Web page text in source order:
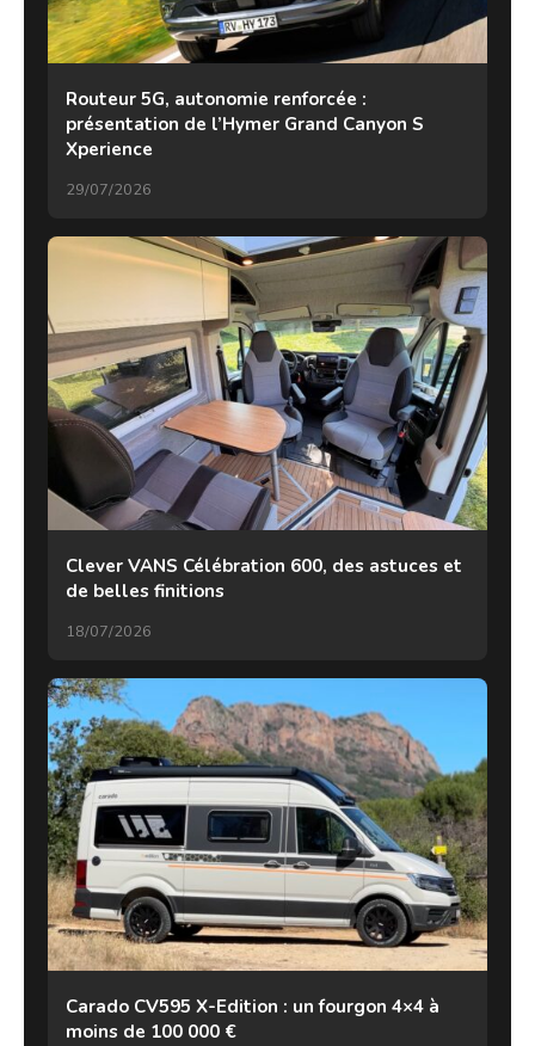
Routeur 5G, autonomie renforcée :
présentation de l’Hymer Grand Canyon S
Xperience
29/07/2026
Clever VANS Célébration 600, des astuces et
de belles finitions
18/07/2026
Carado CV595 X-Edition : un fourgon 4×4 à
moins de 100 000 €